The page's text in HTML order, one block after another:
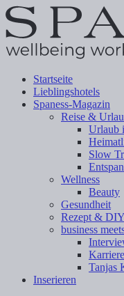
Startseite
Lieblingshotels
Spaness-Magazin
Reise &
Urlaub
Slow
Wellness
Beauty
Gesundheit
Rezept & DIY
business
Karriere
Tanjas
Inserieren